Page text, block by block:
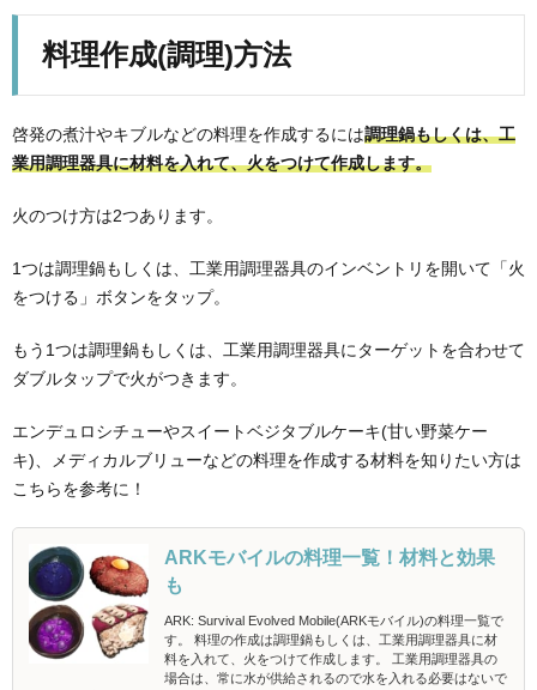
料理作成(調理)方法
啓発の煮汁やキブルなどの料理を作成するには調理鍋もしくは、工
業用調理器具に材料を入れて、火をつけて作成します。
火のつけ方は2つあります。
1つは調理鍋もしくは、工業用調理器具のインベントリを開いて「火
をつける」ボタンをタップ。
もう1つは調理鍋もしくは、工業用調理器具にターゲットを合わせて
ダブルタップで火がつきます。
エンデュロシチューやスイートベジタブルケーキ(甘い野菜ケー
キ)、メディカルブリューなどの料理を作成する材料を知りたい方は
こちらを参考に！
ARKモバイルの料理一覧！材料と効果
も
ARK: Survival Evolved Mobile(ARKモバイル)の料理一覧で
す。 料理の作成は調理鍋もしくは、工業用調理器具に材
料を入れて、火をつけて作成します。 工業用調理器具の
場合は、常に水が供給されるので水を入れる必要はないで